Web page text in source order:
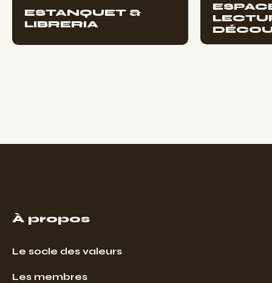
ESTANQUET &
LIBRERIA
À propos
Le socle des valeurs
Les membres